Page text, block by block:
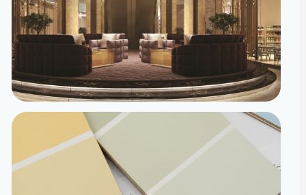
تصميم داخلي
مساحات مصممة لتعيش تفاصيلها